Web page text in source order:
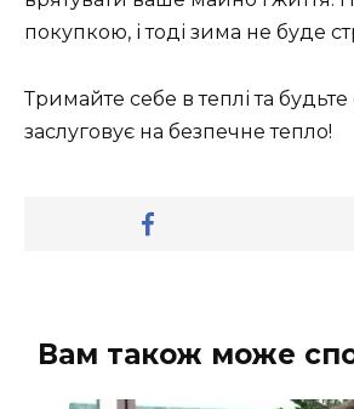
покупкою, і тоді зима не буде
Тримайте себе в теплі та
заслуговує на безпечне тепло!
Вам також може